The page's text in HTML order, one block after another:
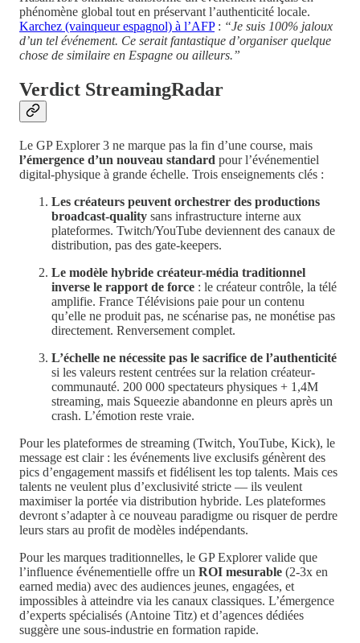
phénomène global tout en préservant l’authenticité locale.
Karchez (vainqueur espagnol) à l’AFP: “Je suis 100% jaloux
d’un tel événement. Ce serait fantastique d’organiser quelque
chose de similaire en Espagne ou ailleurs.”
Verdict StreamingRadar
Le GP Explorer 3 ne marque pas la fin d’une course, mais
l’émergence d’un nouveau standard pour l’événementiel
digital-physique à grande échelle. Trois enseignements clés :
Les créateurs peuvent orchestrer des productions
broadcast-quality sans infrastructure interne aux
plateformes. Twitch/YouTube deviennent des canaux de
distribution, pas des gate-keepers.
Le modèle hybride créateur-média traditionnel
inverse le rapport de force : le créateur contrôle, la télé
amplifie. France Télévisions paie pour un contenu
qu’elle ne produit pas, ne scénarise pas, ne monétise pas
directement. Renversement complet.
L’échelle ne nécessite pas le sacrifice de l’authenticité
si les valeurs restent centrées sur la relation créateur-
communauté. 200 000 spectateurs physiques + 1,4M
streaming, mais Squeezie abandonne en pleurs après un
crash. L’émotion reste vraie.
Pour les plateformes de streaming (Twitch, YouTube, Kick), le
message est clair : les événements live exclusifs génèrent des
pics d’engagement massifs et fidélisent les top talents. Mais ces
talents ne veulent plus d’exclusivité stricte — ils veulent
maximiser la portée via distribution hybride. Les plateformes
devront s’adapter à ce nouveau paradigme ou risquer de perdre
leurs stars au profit de modèles indépendants.
Pour les marques traditionnelles, le GP Explorer valide que
l’influence événementielle offre un ROI mesurable (2-3x en
earned media) avec des audiences jeunes, engagées, et
impossibles à atteindre via les canaux classiques. L’émergence
d’experts spécialisés (Antoine Titz) et d’agences dédiées
suggère une sous-industrie en formation rapide.